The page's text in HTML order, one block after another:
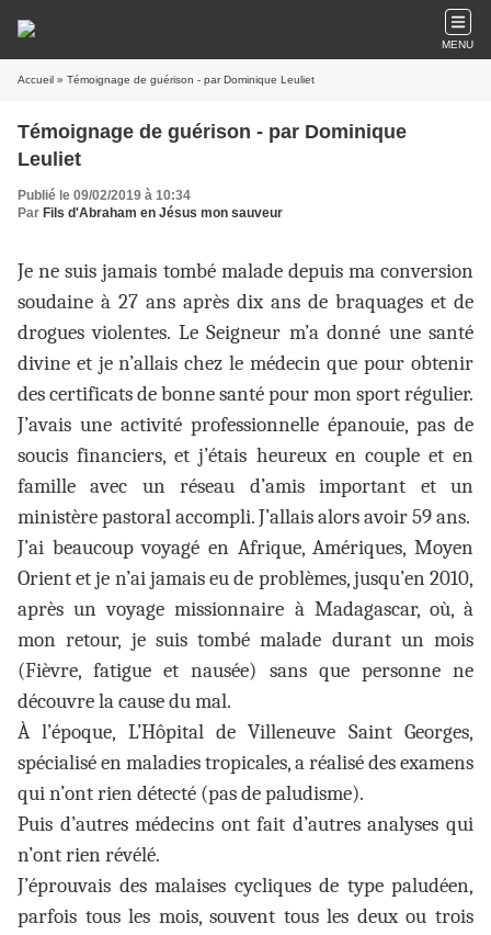
MENU
Accueil » Témoignage de guérison - par Dominique Leuliet
Témoignage de guérison - par Dominique
Leuliet
Publié le 09/02/2019 à 10:34
Par Fils d'Abraham en Jésus mon sauveur
Je ne suis jamais tombé malade depuis ma conversion
soudaine à 27 ans après dix ans de braquages et de
drogues violentes. Le Seigneur m’a donné une santé
divine et je n’allais chez le médecin que pour obtenir
des certificats de bonne santé pour mon sport régulier.
J’avais une activité professionnelle épanouie, pas de
soucis financiers, et j’étais heureux en couple et en
famille avec un réseau d’amis important et un
ministère pastoral accompli. J’allais alors avoir 59 ans.
J’ai beaucoup voyagé en Afrique, Amériques, Moyen
Orient et je n’ai jamais eu de problèmes, jusqu’en 2010,
après un voyage missionnaire à Madagascar, où, à
mon retour, je suis tombé malade durant un mois
(Fièvre, fatigue et nausée) sans que personne ne
découvre la cause du mal.
À l’époque, L’Hôpital de Villeneuve Saint Georges,
spécialisé en maladies tropicales, a réalisé des examens
qui n’ont rien détecté (pas de paludisme).
Puis d’autres médecins ont fait d’autres analyses qui
n’ont rien révélé.
J’éprouvais des malaises cycliques de type paludéen,
parfois tous les mois, souvent tous les deux ou trois